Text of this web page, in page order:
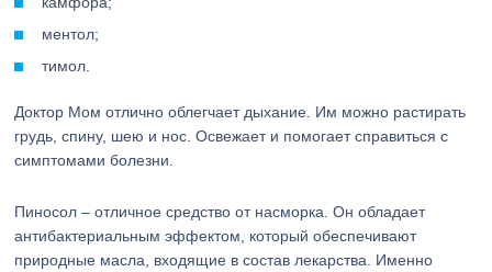
ментол;
тимол.
Доктор Мом отлично облегчает дыхание. Им можно растирать
грудь, спину, шею и нос. Освежает и помогает справиться с
симптомами болезни.
Пиносол – отличное средство от насморка. Он обладает
антибактериальным эффектом, который обеспечивают
природные масла, входящие в состав лекарства. Именно